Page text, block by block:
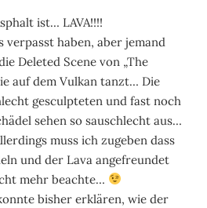
ist… LAVA!!!!
verpasst haben, aber jemand
Deleted Scene von „The
auf dem Vulkan tanzt… Die
gesculpteten und fast noch
sehen so sauschlecht aus…
muss ich zugeben dass
und der Lava angefreundet
mehr beachte…
bisher erklären, wie der